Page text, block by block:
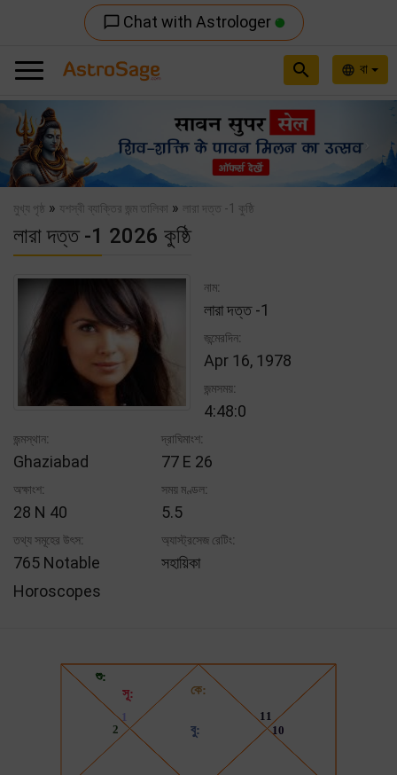
chat_bubble_outline Chat with Astrologer
language বা
search
Previous
মুখ্য পৃষ্ঠ » যশস্বী ব্যাক্তির জন্ম তালিকা » লারা দত্ত -1 কুষ্ঠি
লারা দত্ত -1 2026 কুষ্ঠি
নাম:
লারা দত্ত -1
জন্মেরদিন:
Apr 16, 1978
জন্মসময়:
4:48:0
জন্মস্থান:
Ghaziabad
দ্রাঘিমাংশ:
77 E 26
অক্ষাংশ:
28 N 40
সময় মণ্ডল:
5.5
তথ্য সমূহের উৎস:
765 Notable
Horoscopes
অ্যাস্ট্রসেজ রেটিং:
সহায়িকা